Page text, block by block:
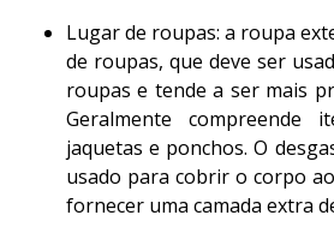
Lugar de roupas: a roupa
de roupas, que deve ser
roupas e tende a ser mais
Geralmente compreende
jaquetas e ponchos. O
usado para cobrir o corpo
fornecer uma camada extra